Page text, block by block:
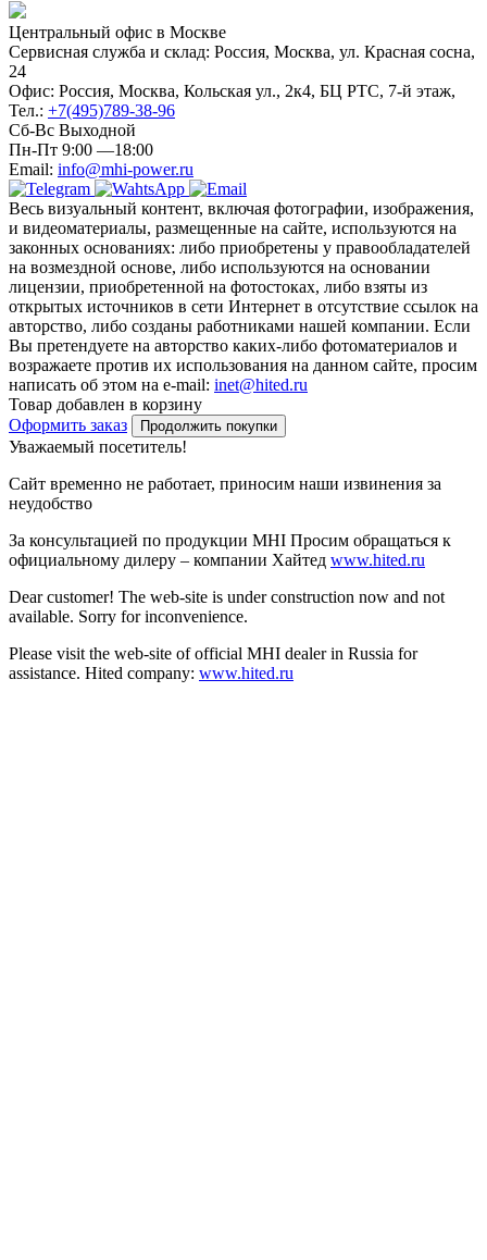
Центральный офис в Москве
Сервисная служба и склад: Россия, Москва, ул. Красная сосна,
24
Офис: Россия, Москва, Кольская ул., 2к4, БЦ РТС, 7-й этаж,
Тел.: +7(495)789-38-96
Сб-Вс Выходной
Пн-Пт 9:00 —18:00
Email: info@mhi-power.ru
Весь визуальный контент, включая фотографии, изображения,
и видеоматериалы, размещенные на сайте, используются на
законных основаниях: либо приобретены у правообладателей
на возмездной основе, либо используются на основании
лицензии, приобретенной на фотостоках, либо взяты из
открытых источников в сети Интернет в отсутствие ссылок на
авторство, либо созданы работниками нашей компании. Если
Вы претендуете на авторство каких-либо фотоматериалов и
возражаете против их использования на данном сайте, просим
написать об этом на e-mail: inet@hited.ru
Товар добавлен в корзину
Оформить заказ
Продолжить покупки
Уважаемый посетитель!
Сайт временно не работает, приносим наши извинения за
неудобство
За консультацией по продукции MHI Просим обращаться к
официальному дилеру – компании Хайтед www.hited.ru
Dear customer! The web-site is under construction now and not
available. Sorry for inconvenience.
Please visit the web-site of official MHI dealer in Russia for
assistance. Hited company: www.hited.ru